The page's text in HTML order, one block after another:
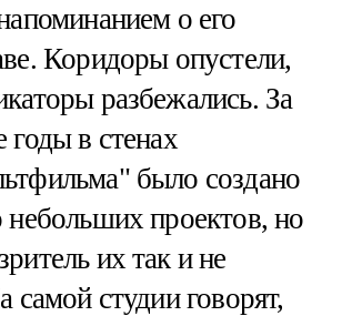
о его
Коридоры опустели,
разбежались. За
годы в стенах
было создано
небольших проектов, но
их так и не
самой студии говорят,